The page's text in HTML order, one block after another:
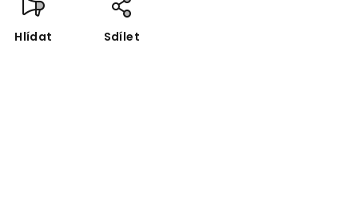
Hlídat Sdílet